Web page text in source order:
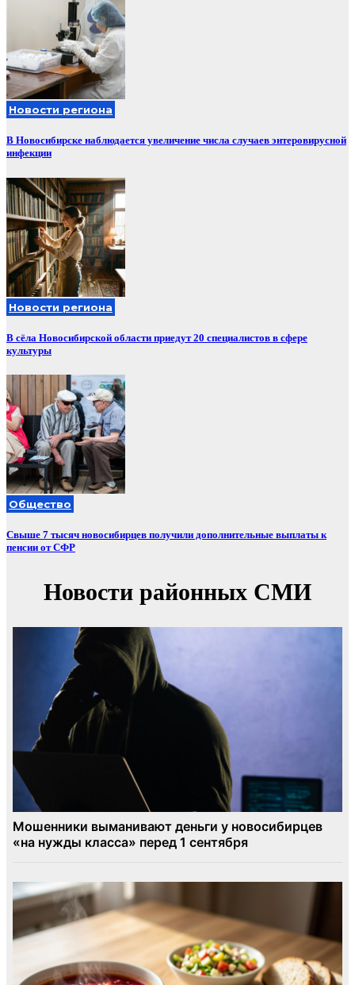
Новости региона
В Новосибирске наблюдается увеличение числа случаев энтеровирусной
инфекции
Новости региона
В сёла Новосибирской области приедут 20 специалистов в сфере
культуры
Общество
Свыше 7 тысяч новосибирцев получили дополнительные выплаты к
пенсии от СФР